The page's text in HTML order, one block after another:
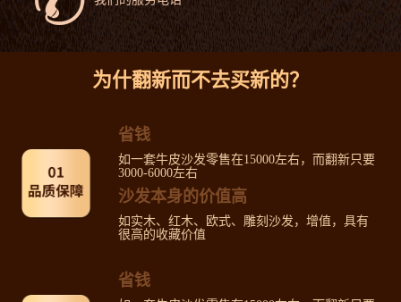
为什翻新而不去买新的？
省钱
如一套牛皮沙发零售在15000左右，而翻新只要
3000-6000左右
沙发本身的价值高
如实木、红木、欧式、雕刻沙发，增值，具有
很高的收藏价值
省钱